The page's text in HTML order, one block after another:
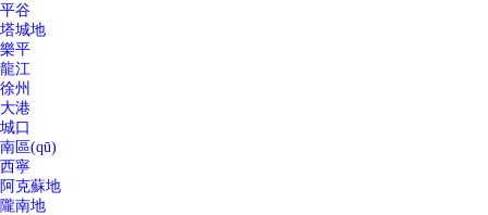
平谷
塔城地
樂平
龍江
徐州
大港
城口
南區(qū)
西寧
阿克蘇地
隴南地